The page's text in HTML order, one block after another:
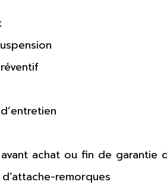
achat ou fin de garantie
remorques